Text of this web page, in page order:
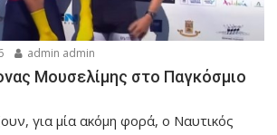
admin admin
Μουσελίμης στο Παγκόσμιο
για μία ακόμη φορά, ο Ναυτικός